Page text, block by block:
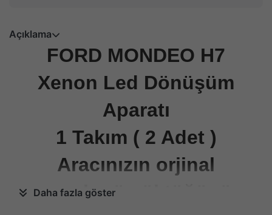
Açıklama
FORD MONDEO H7
Xenon Led Dönüşüm
Aparatı
1 Takım ( 2 Adet )
Aracınızın orjinal
ampulunü söktüğünüz
Daha fazla göster